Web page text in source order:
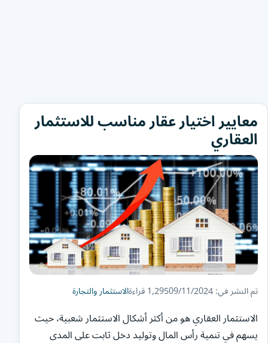
معايير اختيار عقار مناسب للاستثمار
العقاري
تم النشر في: 09/11/2024 1,295 قراءة الاستثمار والتجارة
الاستثمار العقاري هو من أكثر أشكال الاستثمار شعبية، حيث
يسهم في تنمية رأس المال وتوليد دخل ثابت على المدى